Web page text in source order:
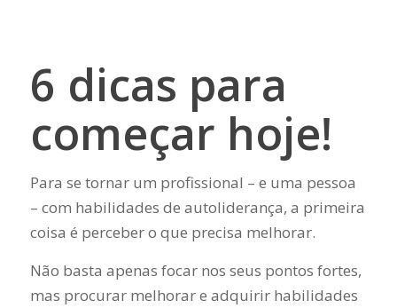
6 dicas para
começar hoje!
Para se tornar um profissional – e uma pessoa
– com habilidades de autoliderança, a primeira
coisa é perceber o que precisa melhorar.
Não basta apenas focar nos seus pontos fortes,
mas procurar melhorar e adquirir habilidades